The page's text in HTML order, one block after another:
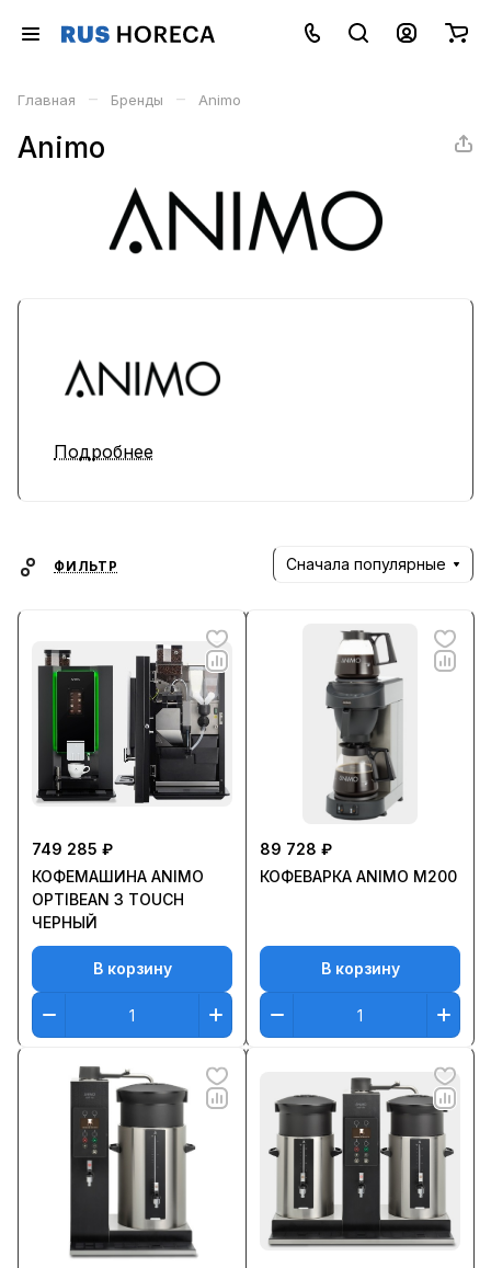
Главная – Бренды – Animo
Animo
Подробнее
ФИЛЬТР Сначала популярные
749 285 ₽
КОФЕМАШИНА ANIMO
OPTIBEAN 3 TOUCH
ЧЕРНЫЙ
В корзину
89 728 ₽
КОФЕВАРКА ANIMO M200
В корзину